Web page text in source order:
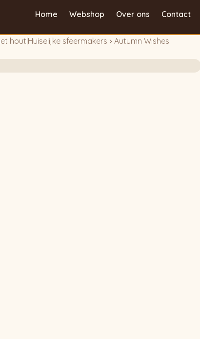
Home Webshop Over ons Contact
hout Huiselijke sfeermakers Autumn Wishes